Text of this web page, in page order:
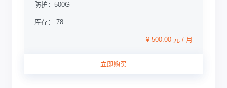
防护： 500G
库存： 78
¥ 500.00 元 / 月
立即购买